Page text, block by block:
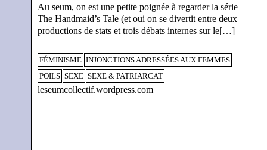
Au seum, on est une petite poignée à regarder la série
The Handmaid’s Tale (et oui on se divertit entre deux
productions de stats et trois débats internes sur le[…]
FÉMINISME INJONCTIONS ADRESSÉES AUX FEMMES
POILS SEXE SEXE & PATRIARCAT
leseumcollectif.wordpress.com